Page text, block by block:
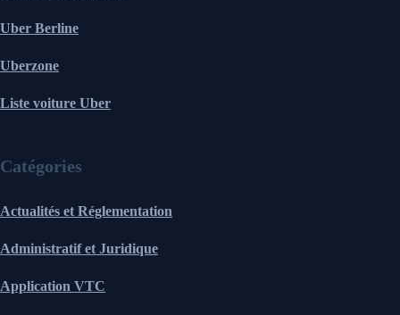
Uber Berline
Uberzone
Liste voiture Uber
Catégories
Actualités et Réglementation
Administratif et Juridique
Application VTC